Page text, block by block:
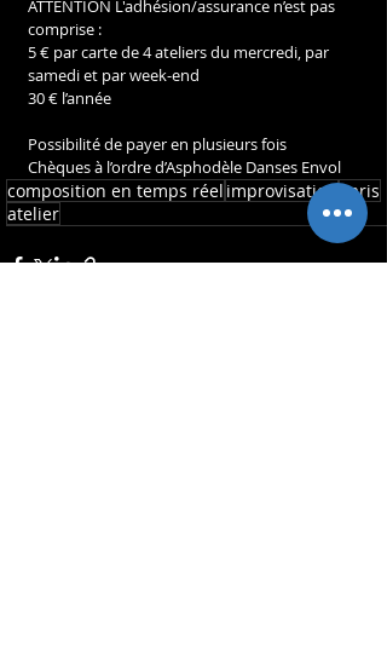
ATTENTION L'adhésion/assurance n’est pas
comprise :
5 € par carte de 4 ateliers du mercredi, par
samedi et par week-end
30 € l’année
Possibilité de payer en plusieurs fois
Chèques à l’ordre d’Asphodèle Danses Envol
composition en temps réel improvisationParis
atelier